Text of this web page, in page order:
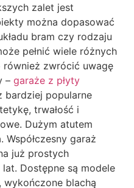
zalet jest
można dopasować
bram czy rodzaju
pełnić wiele różnych
również zwrócić uwagę
– garaże z płyty
bardziej popularne
trwałość i
Dużym atutem
garaż
już prostych
Dostępne są modele
blachą